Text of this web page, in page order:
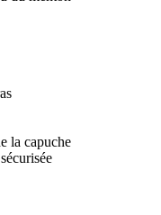
la capuche